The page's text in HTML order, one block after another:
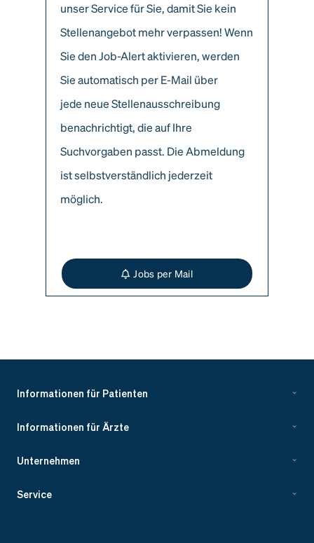
unser Service für Sie, damit Sie kein
Stellenangebot mehr verpassen! Wenn
Sie den Job-Alert aktivieren, werden
Sie automatisch per E-Mail über
jede neue Stellenausschreibung
benachrichtigt, die auf Ihre
Suchvorgaben passt. Die Abmeldung
ist selbstverständlich jederzeit
möglich.
Jobs per Mail
Informationen für Patienten
Informationen für Ärzte
Unternehmen
Service